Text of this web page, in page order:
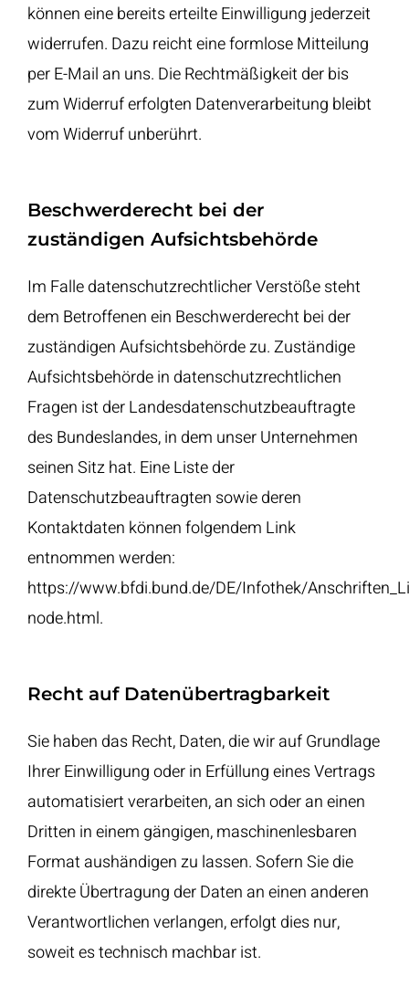
können eine bereits erteilte Einwilligung jederzeit
widerrufen. Dazu reicht eine formlose Mitteilung
per E-Mail an uns. Die Rechtmäßigkeit der bis
zum Widerruf erfolgten Datenverarbeitung bleibt
vom Widerruf unberührt.
Beschwerderecht bei der
zuständigen Aufsichtsbehörde
Im Falle datenschutzrechtlicher Verstöße steht
dem Betroffenen ein Beschwerderecht bei der
zuständigen Aufsichtsbehörde zu. Zuständige
Aufsichtsbehörde in datenschutzrechtlichen
Fragen ist der Landesdatenschutzbeauftragte
des Bundeslandes, in dem unser Unternehmen
seinen Sitz hat. Eine Liste der
Datenschutzbeauftragten sowie deren
Kontaktdaten können folgendem Link
entnommen werden:
https://www.bfdi.bund.de/DE/Infothek/
node.html.
Recht auf Datenübertragbarkeit
Sie haben das Recht, Daten, die wir auf Grundlage
Ihrer Einwilligung oder in Erfüllung eines Vertrags
automatisiert verarbeiten, an sich oder an einen
Dritten in einem gängigen, maschinenlesbaren
Format aushändigen zu lassen. Sofern Sie die
direkte Übertragung der Daten an einen anderen
Verantwortlichen verlangen, erfolgt dies nur,
soweit es technisch machbar ist.